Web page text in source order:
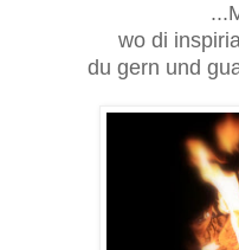
wo di
du gern und